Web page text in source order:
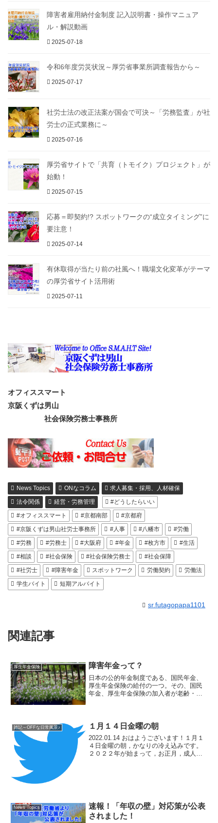
障害者雇用納付金制度 記入説明書・操作マニュア
ル・解説動画
2025-07-18
令和6年度労災状況～厚労省事業所調査報告から～
2025-07-17
社労士法の改正法案が国会で可決～「労務監査」が社
労士の正式業務に～
2025-07-16
厚労省サイトで「共育（トモイク）プロジェクト」が
始動！
2025-07-15
応募＝即契約!? スポットワークの“成立タイミング”に
要注意！
2025-07-14
有休取得が当たり前の社風へ！職場文化変革がテーマ
の厚労省サイト活用術
2025-07-11
オフィススマート
京阪くずは男山
社会保険労務士事務所
News Topics ONなコラム
求人募集・採用、人材確保
法令関係
経営・労務管理
#どうしたらいい
#オフィススマート
#京都南部
#京都府
#京阪くずは男山社労士事務所
#人事 #八幡市
#労働
#労務
#労務士 #大阪府 #年金 #枚方市
#生活
#相談
#社会保険 #社会保険労務士
#社会保障
#社労士
#障害年金 スポットワーク 労働契約
労働法
学生バイト
短期アルバイト
sr.futagopapa1101
関連記事
厚生年金保険 障害年金って？
日本の公的年金制度である、国民年金、
厚生年金保険の給付の一つ。その、国民
年金、厚生年金保険の加入者が老齢・障
た人を支援する制度。年金...
雑記～OFFな日常風景♪ １月１４日金曜の朝
2022.01.14 おはようございます！１月１
４日金曜の朝，かなりの冷え込みです。
２０２２年が始まって，お正月，成人の
News Topics
速報！「年収の壁」対応策が公表
されました！